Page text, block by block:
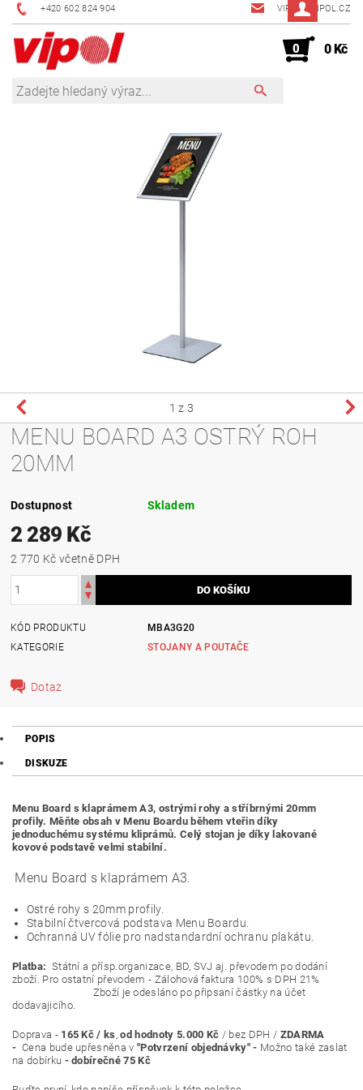
+420 602 824 904 VIPOL@VIPOL.CZ
0 0 Kč
1 z 3
MENU BOARD A3 OSTRÝ ROH
20MM
Dostupnost Skladem
2 289 Kč
2 770 Kč včetně DPH
KÓD PRODUKTU
MBA3G20
KATEGORIE
STOJANY A POUTAČE
Dotaz
POPIS
DISKUZE
Menu Board s klaprámem A3, ostrými rohy a stříbrnými 20mm
profily. Měňte obsah v Menu Boardu během vteřin díky
jednoduchému systému kliprámů. Celý stojan je díky lakované
kovové podstavě velmi stabilní.
Menu Board s klaprámem A3.
Ostré rohy s 20mm profily.
Stabilní čtvercová podstava Menu Boardu.
Ochranná UV fólie pro nadstandardní ochranu plakátu.
Platba: Státní a přísp.organizace, BD, SVJ aj. převodem po dodání
zboží. Pro ostatní převodem - Zálohová faktura 100% s DPH 21%
Zboží je odesláno po připsaní částky na účet
dodavajicího.
Doprava - 165 Kč / ks , od hodnoty 5.000 Kč / bez DPH / ZDARMA
- Cena bude upřesněna v "Potvrzení objednávky" - Možno také zaslat
na dobírku - dobírečné 75 Kč